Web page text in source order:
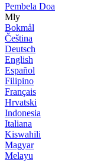
Pembela Doa
Mly
Bokmål
Čeština
Deutsch
English
Español
Filipino
Français
Hrvatski
Indonesia
Italiana
Kiswahili
Magyar
Melayu